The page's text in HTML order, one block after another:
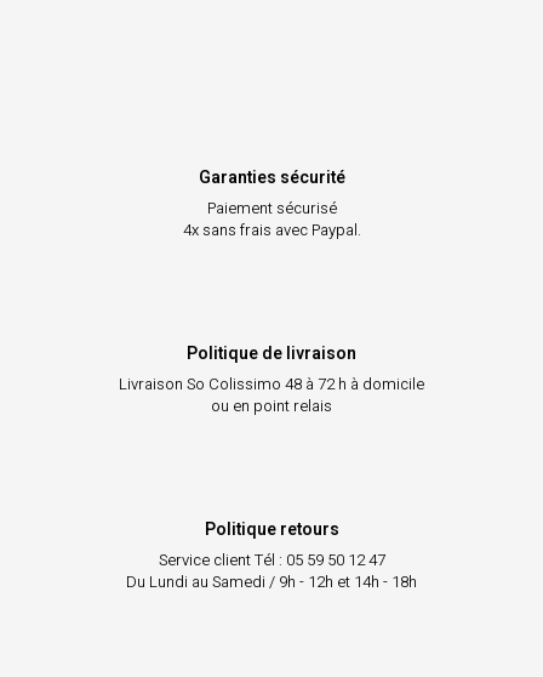
Garanties sécurité
Paiement sécurisé
4x sans frais avec Paypal.
Politique de livraison
Livraison So Colissimo 48 à 72 h à domicile
ou en point relais
Politique retours
Service clientTél : 05 59 50 12 47
Du Lundi au Samedi / 9h - 12h et 14h - 18h